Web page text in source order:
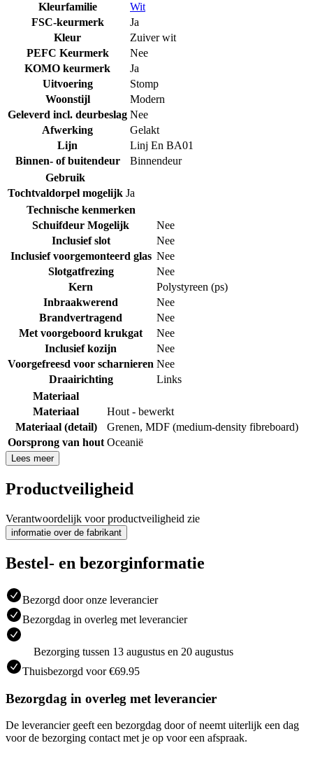
Kleurfamilie
Wit
FSC-keurmerk
Ja
Kleur
Zuiver wit
PEFC Keurmerk
Nee
KOMO keurmerk
Ja
Uitvoering
Stomp
Woonstijl
Modern
Geleverd incl. deurbeslag Nee
Afwerking
Gelakt
Lijn
Linj En BA01
Binnen- of buitendeur
Binnendeur
Gebruik
Tochtvaldorpel mogelijk Ja
Technische kenmerken
Schuifdeur Mogelijk
Nee
Inclusief slot
Nee
Inclusief voorgemonteerd glas Nee
Slotgatfrezing
Nee
Kern
Polystyreen (ps)
Inbraakwerend
Nee
Brandvertragend
Nee
Met voorgeboord krukgat
Nee
Inclusief kozijn
Nee
Voorgefreesd voor scharnieren Nee
Draairichting
Links
Materiaal
Materiaal
Hout - bewerkt
Materiaal (detail)
Grenen, MDF (medium-density fibreboard)
Oorsprong van hout Oceanië
Lees meer
Productveiligheid
Verantwoordelijk voor productveiligheid zie
informatie over de fabrikant
Bestel- en bezorginformatie
Bezorgd door onze leverancier
Bezorgdag in overleg met leverancier
Bezorging tussen 13 augustus en 20 augustus
Thuisbezorgd voor €69.95
Bezorgdag in overleg met leverancier
De leverancier geeft een bezorgdag door of neemt uiterlijk een dag
voor de bezorging contact met je op voor een afspraak.